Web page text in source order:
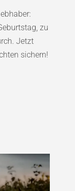
zu
Jetzt
sichern!